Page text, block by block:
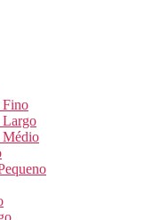
Fino
Largo
Médio